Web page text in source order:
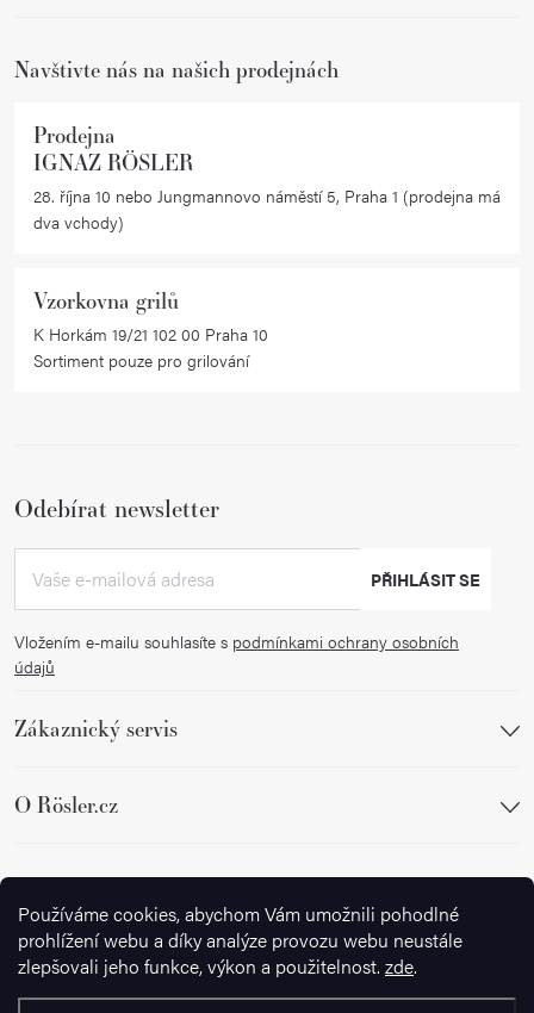
Používáme cookies, abychom Vám umožnili pohodlné
prohlížení webu a díky analýze provozu webu neustále
zlepšovali jeho funkce, výkon a použitelnost. zde.
Navštivte nás na našich prodejnách
Prodejna
IGNAZ RÖSLER
28. října 10 nebo Jungmannovo náměstí 5, Praha 1 (prodejna má
dva vchody)
Vzorkovna grilů
K Horkám 19/21 102 00 Praha 10
Sortiment pouze pro grilování
Odebírat newsletter
Vložením e-mailu souhlasíte s podmínkami ochrany osobních
údajů
PŘIHLÁSIT SE
Zákaznický servis
O Rösler.cz
Sledujte nás